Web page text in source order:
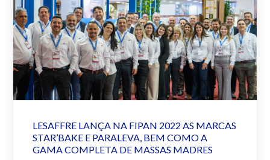
LESAFFRE LANÇA NA FIPAN 2022 AS MARCAS
STAR’BAKE E PARALEVA, BEM COMO A
GAMA COMPLETA DE MASSAS MADRES